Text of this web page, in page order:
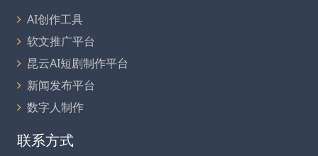
AI创作工具
软文推广平台
昆云AI短剧制作平台
新闻发布平台
数字人制作
联系方式